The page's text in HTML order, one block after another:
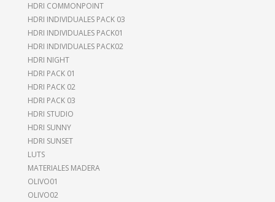
HDRI COMMONPOINT
HDRI INDIVIDUALES PACK 03
HDRI INDIVIDUALES PACK01
HDRI INDIVIDUALES PACK02
HDRI NIGHT
HDRI PACK 01
HDRI PACK 02
HDRI PACK 03
HDRI STUDIO
HDRI SUNNY
HDRI SUNSET
LUTS
MATERIALES MADERA
OLIVO01
OLIVO02